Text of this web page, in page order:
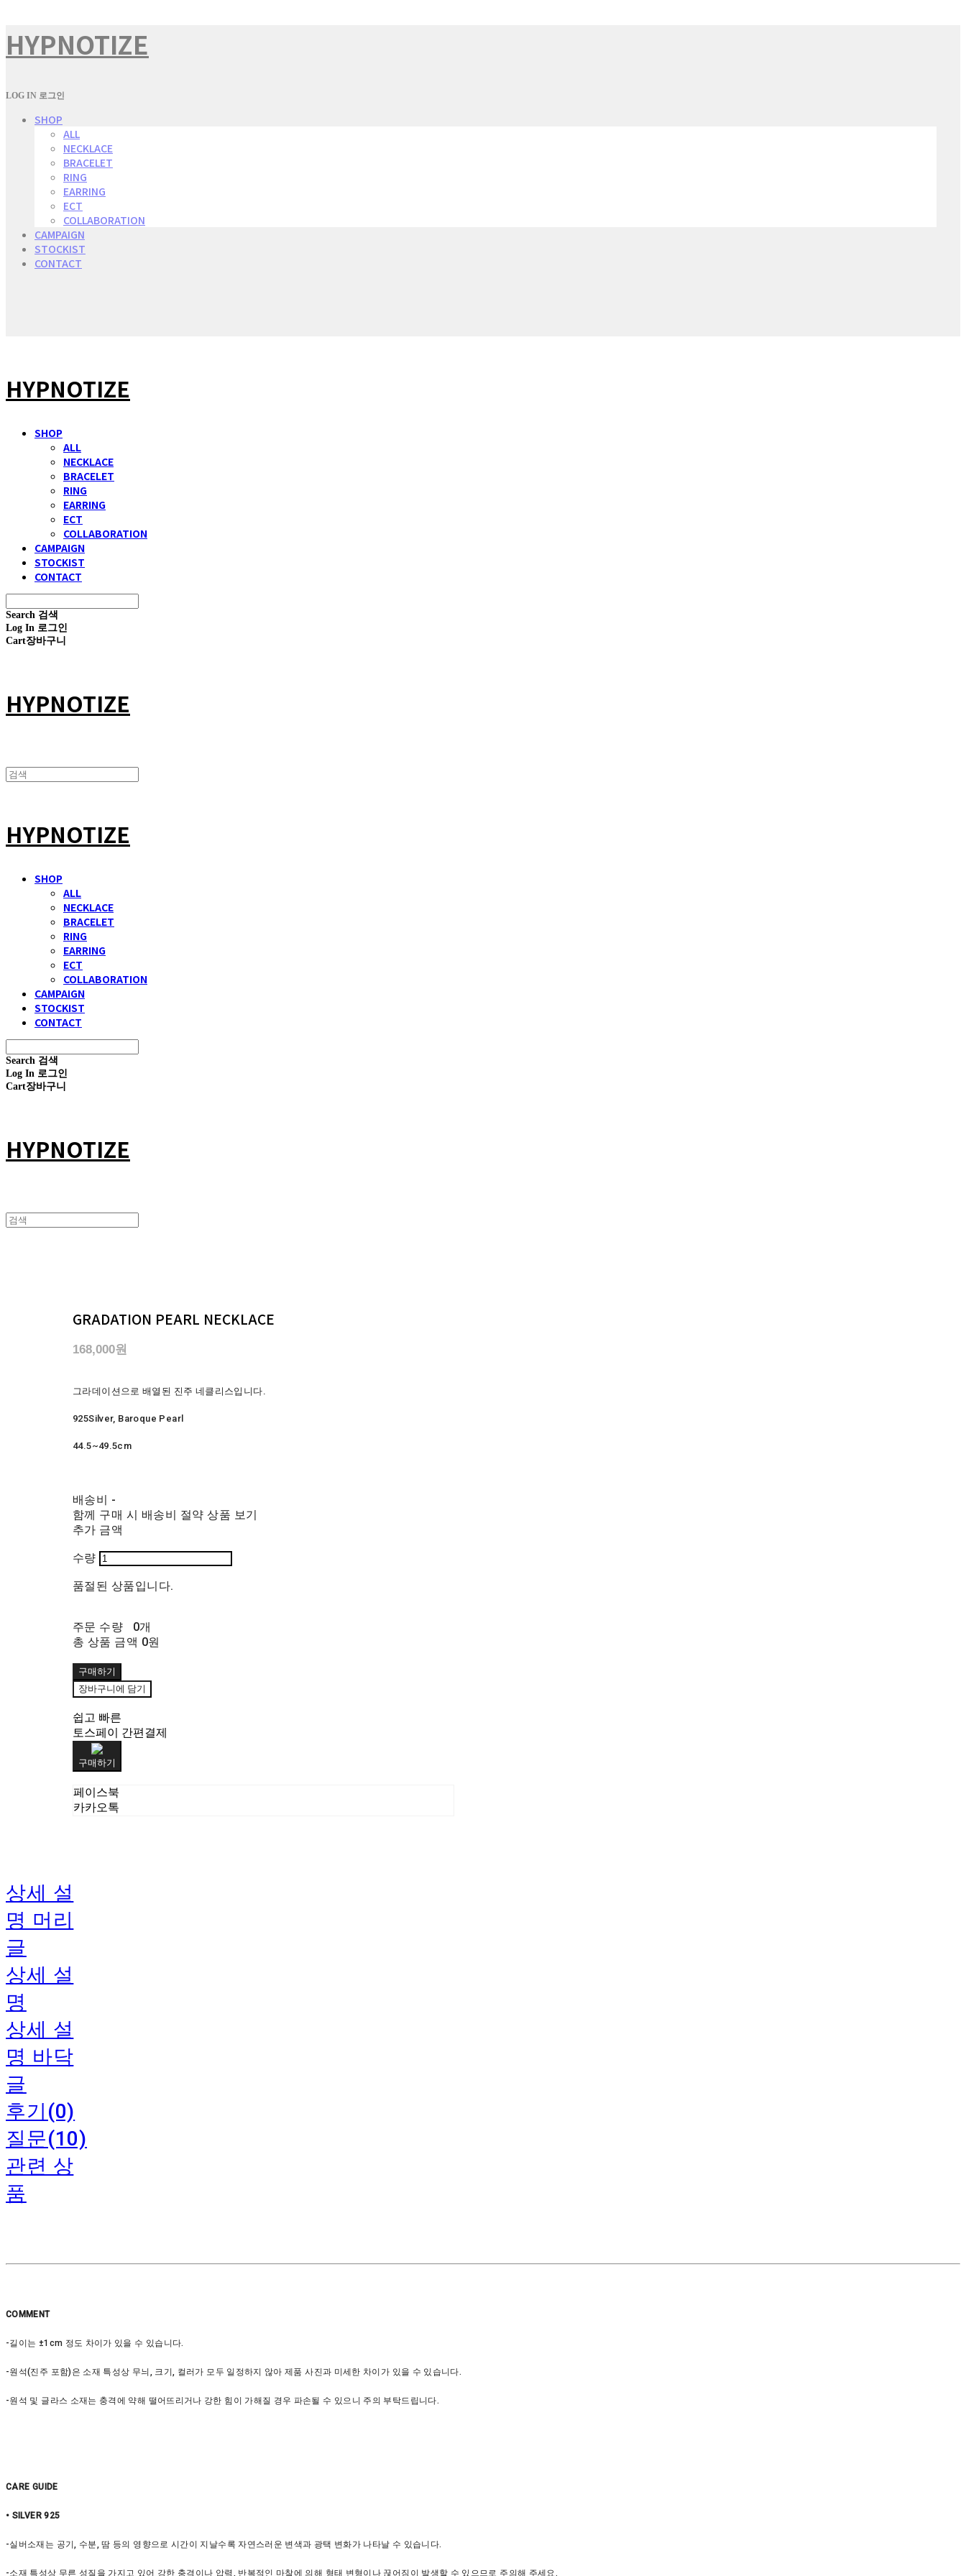
HYPNOTIZE
LOG IN 로그인
SHOP
ALL
NECKLACE
BRACELET
RING
EARRING
ECT
COLLABORATION
CAMPAIGN
STOCKIST
CONTACT
HYPNOTIZE
SHOP
ALL
NECKLACE
BRACELET
RING
EARRING
ECT
COLLABORATION
CAMPAIGN
STOCKIST
CONTACT
Search 검색
Log In 로그인
Cart장바구니
HYPNOTIZE
HYPNOTIZE
SHOP
ALL
NECKLACE
BRACELET
RING
EARRING
ECT
COLLABORATION
CAMPAIGN
STOCKIST
CONTACT
Search 검색
Log In 로그인
Cart장바구니
HYPNOTIZE
GRADATION PEARL NECKLACE
168,000원
그라데이션으로 배열된 진주 네클리스입니다.
925Silver, Baroque Pearl
44.5~49.5cm
배송비 -
함께 구매 시 배송비 절약 상품 보기
추가 금액
수량
품절된 상품입니다.
주문 수량
0개
총 상품 금액 0원
구매하기
장바구니에 담기
쉽고 빠른
토스페이 간편결제
구매하기
페이스북
카카오톡
상세 설
명 머리
글
상세 설
명
상세 설
명 바닥
글
후기(0)
질문(10)
관련 상
품
COMMENT
-길이는 ±1cm 정도 차이가 있을 수 있습니다.
-원석(진주 포함)은 소재 특성상 무늬, 크기, 컬러가 모두 일정하지 않아 제품 사진과 미세한 차이가 있을 수 있습니다.
-원석 및 글라스 소재는 충격에 약해 떨어뜨리거나 강한 힘이 가해질 경우 파손될 수 있으니 주의 부탁드립니다.
CARE GUIDE
• SILVER 925
-실버소재는 공기, 수분, 땀 등의 영향으로 시간이 지날수록 자연스러운 변색과 광택 변화가 나타날 수 있습니다.
-소재 특성상 무른 성질을 가지고 있어 강한 충격이나 압력, 반복적인 마찰에 의해 형태 변형이나 끊어짐이 발생할 수 있으므로 주의해 주세요.